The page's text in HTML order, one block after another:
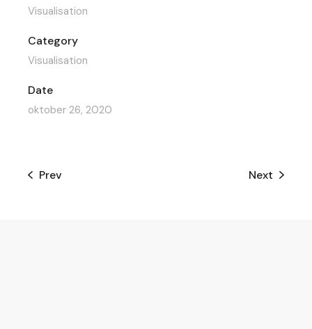
Visualisation
Category
Visualisation
Date
oktober 26, 2020
Prev Next